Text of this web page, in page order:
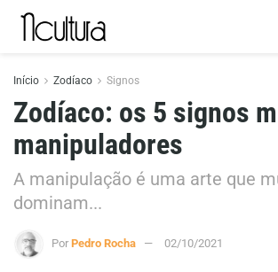
Início Zodíaco Signos
Zodíaco: os 5 signos
manipuladores
A manipulação é uma arte que
dominam...
Por Pedro Rocha 02/10/2021